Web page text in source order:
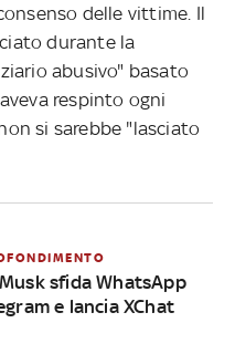
delle vittime. Il
durante la
abusivo" basato
respinto ogni
si sarebbe "lasciato
sfida WhatsApp
e lancia XChat